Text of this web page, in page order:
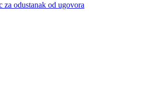
za odustanak od ugovora